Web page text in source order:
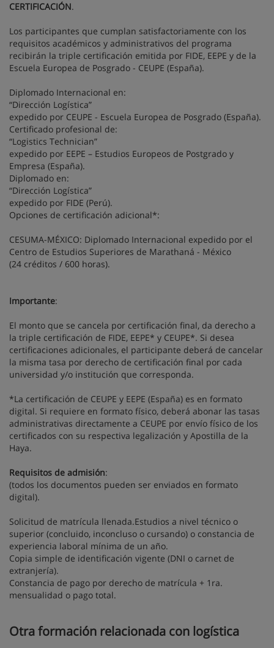
CERTIFICACIÓN.
Los participantes que cumplan satisfactoriamente con los
requisitos académicos y administrativos del programa
recibirán la triple certificación emitida por FIDE, EEPE y de la
Escuela Europea de Posgrado - CEUPE (España).
Diplomado Internacional en:
“Dirección Logística”
expedido por CEUPE - Escuela Europea de Posgrado (España).
Certificado profesional de:
“Logistics Technician”
expedido por EEPE – Estudios Europeos de Postgrado y
Empresa (España).
Diplomado en:
“Dirección Logística”
expedido por FIDE (Perú).
Opciones de certificación adicional*:
CESUMA-MÉXICO: Diplomado Internacional expedido por el
Centro de Estudios Superiores de Marathaná - México
(24 créditos / 600 horas).
Importante:
El monto que se cancela por certificación final, da derecho a
la triple certificación de FIDE, EEPE* y CEUPE*. Si desea
certificaciones adicionales, el participante deberá de cancelar
la misma tasa por derecho de certificación final por cada
universidad y/o institución que corresponda.
*La certificación de CEUPE y EEPE (España) es en formato
digital. Si requiere en formato físico, deberá abonar las tasas
administrativas directamente a CEUPE por envío físico de los
certificados con su respectiva legalización y Apostilla de la
Haya.
Requisitos de admisión:
(todos los documentos pueden ser enviados en formato
digital).
Solicitud de matrícula llenada.Estudios a nivel técnico o
superior (concluido, inconcluso o cursando) o constancia de
experiencia laboral mínima de un año.
Copia simple de identificación vigente (DNI o carnet de
extranjería).
Constancia de pago por derecho de matrícula + 1ra.
mensualidad o pago total.
Otra formación relacionada con logística